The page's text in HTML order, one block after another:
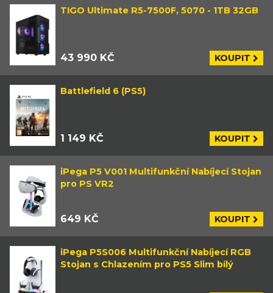
TIGO Ultimate R5-7500F, 5070 - 1TB 32GB
43 990 KČ KOUPIT
Battlefield 6 (PS5)
1 149 KČ KOUPIT
iPega P5 V001 Multifunkční Nabíjecí Stojan
pro PS VR2
649 KČ KOUPIT
iPega P5S006 Multifunkční Nabíjecí RGB
Stojan s Chlazením pro PS5 Slim bílý